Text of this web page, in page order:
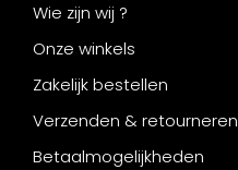
Wie zijn wij ?
Onze winkels
Zakelijk bestellen
Verzenden & retourneren
Betaalmogelijkheden